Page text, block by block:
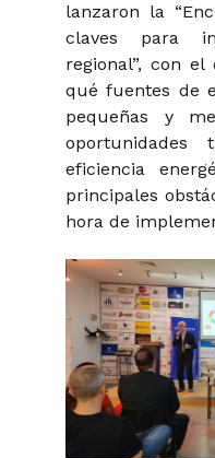
lanzaron la
claves para
regional”, con
qué fuentes de
pequeñas y
eficiencia
principales
hora de